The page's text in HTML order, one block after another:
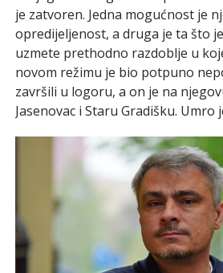
je zatvoren. Jedna mogućnost je
opredijeljenost, a druga je ta što
uzmete prethodno razdoblje u
novom režimu je bio potpuno
završili u logoru, a on je na
Jasenovac i Staru Gradišku. Umro